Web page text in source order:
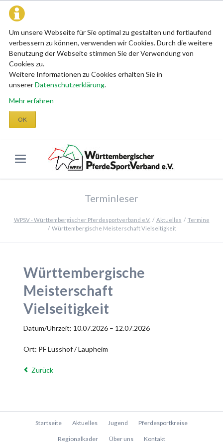
Um unsere Webseite für Sie optimal zu gestalten und fortlaufend
verbessern zu können, verwenden wir Cookies. Durch die weitere
Benutzung der Webseite stimmen Sie der Verwendung von
Cookies zu.
Weitere Informationen zu Cookies erhalten Sie in
unsererDatenschutzerklärung.
Mehr erfahren
OK
Terminleser
WPSV - Württembergischer Pferdesportverband e.V. Aktuelles
Termine
Württembergische Meisterschaft Vielseitigkeit
Württembergische
Meisterschaft
Vielseitigkeit
Datum/Uhrzeit: 10.07.2026 – 12.07.2026
Ort: PF Lusshof / Laupheim
Zurück
Navigation
Startseite Aktuelles Jugend Pferdesportkreise
Regionalkader Über uns Kontakt